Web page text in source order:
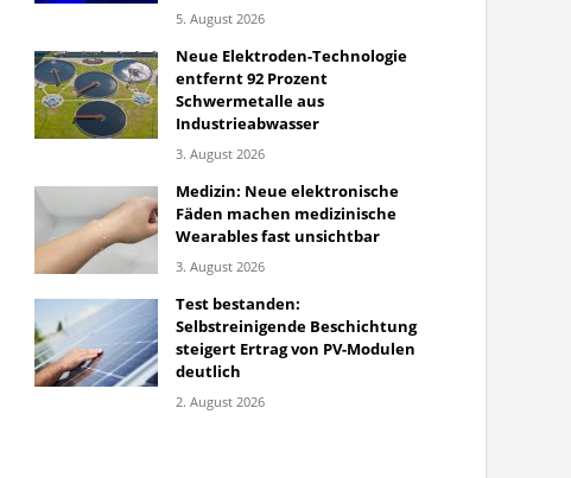
5. August 2026
Neue Elektroden-Technologie
entfernt 92 Prozent
Schwermetalle aus
Industrieabwasser
3. August 2026
Medizin: Neue elektronische
Fäden machen medizinische
Wearables fast unsichtbar
3. August 2026
Test bestanden:
Selbstreinigende Beschichtung
steigert Ertrag von PV-Modulen
deutlich
2. August 2026